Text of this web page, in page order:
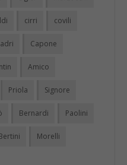
cirri covili
Capone
Amico
Priola Signore
Bernardi Paolini
Morelli